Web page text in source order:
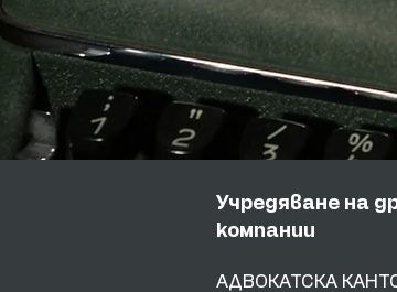
Учредяване на
компании
АДВОКАТСКА